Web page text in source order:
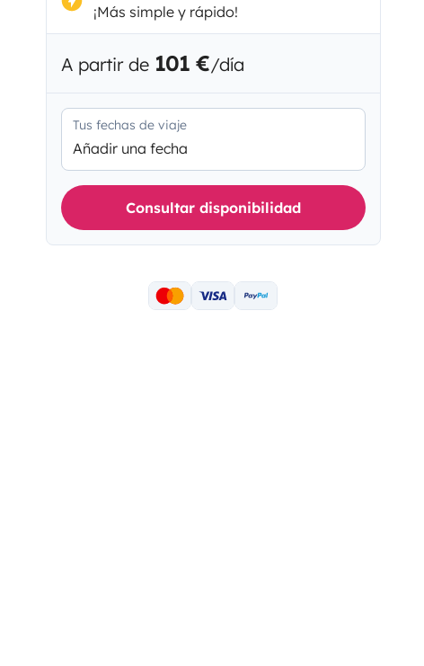
¡Más simple y rápido!
A partir de 101 €/día
Tus fechas de viaje
Añadir una fecha
Consultar disponibilidad